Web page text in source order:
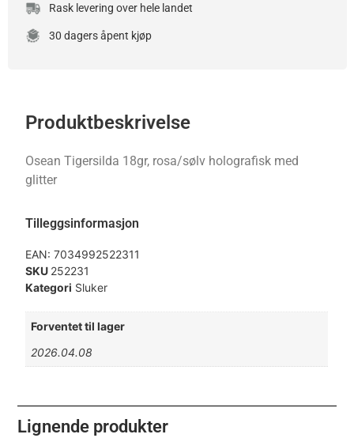
Rask levering over hele landet
30 dagers åpent kjøp
Produktbeskrivelse
Osean Tigersilda 18gr, rosa/sølv holografisk med
glitter
Tilleggsinformasjon
EAN:7034992522311
SKU 252231
Kategori Sluker
Forventet til lager
2026.04.08
Lignende produkter